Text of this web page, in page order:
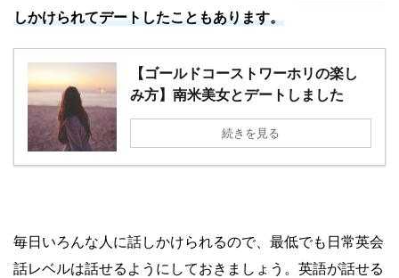
しかけられてデートしたこともあります。
【ゴールドコーストワーホリの楽し
み方】南米美女とデートしました
続きを見る
毎日いろんな人に話しかけられるので、最低でも日常英会
話レベルは話せるようにしておきましょう。英語が話せる